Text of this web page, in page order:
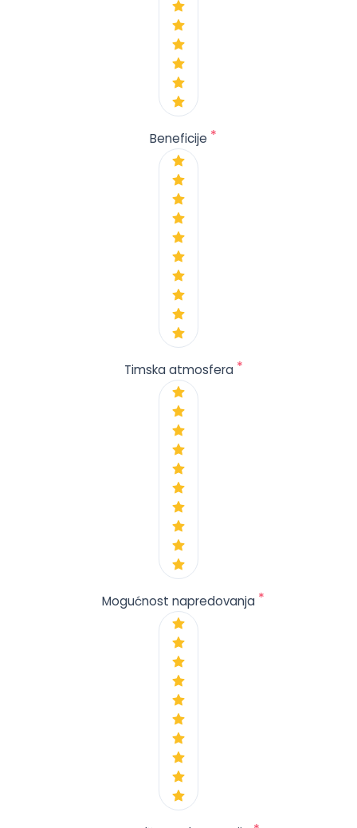
Beneficije *
Timska atmosfera *
Mogućnost napredovanja *